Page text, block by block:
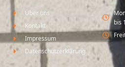
Über uns
Kontakt
Impressum
Datenschutzerklärung
bis